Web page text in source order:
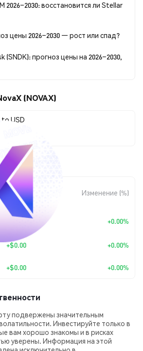
2026–2030: восстановится ли Stellar
цены 2026–2030 — рост или спад?
(SNDK): прогноз цены на 2026–2030,
(NOVAX)
to USD
(NOVAX)
Изменение
суммы
Изменение (%)
$0.0 9041 +0.00%
+$0.00 +0.00%
+$0.00 +0.00%
подвержены значительным
Инвестируйте только в
вам хорошо знакомы и в рисках
уверены. Информация на этой